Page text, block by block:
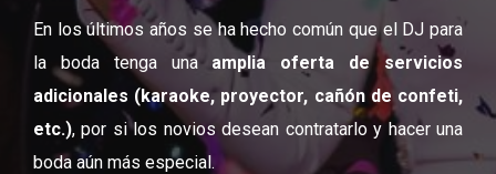
En los últimos años se ha hecho común que el DJ para
la boda tenga una amplia oferta de servicios
adicionales (karaoke, proyector, cañón de confeti,
etc.), por si los novios desean contratarlo y hacer una
boda aún más especial.